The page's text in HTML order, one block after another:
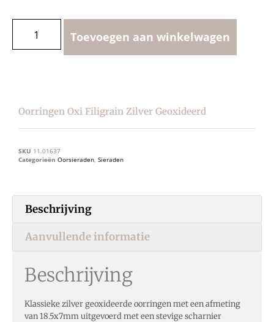
Toevoegen aan winkelwagen
Oorringen Oxi Filigrain Zilver Geoxideerd
SKU 11.01637
Categorieën Oorsieraden, Sieraden
Beschrijving
Aanvullende informatie
Beschrijving
Klassieke zilver geoxideerde oorringen met een afmeting
van 18.5x7mm uitgevoerd met een stevige scharnier